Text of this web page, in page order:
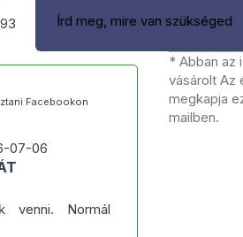
Írd meg, mire van szükséged
Facebookon
07-06
venni. Normál
* Abban az
vásárolt Az
megkapja
mailben.